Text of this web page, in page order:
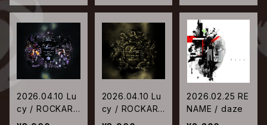
2026.04.10 Lu
cy / ROCKARO
LLICA Ⅱ
2026.04.10 Lu
cy / ROCKARO
LLICA
2026.02.25 RE
NAME / daze